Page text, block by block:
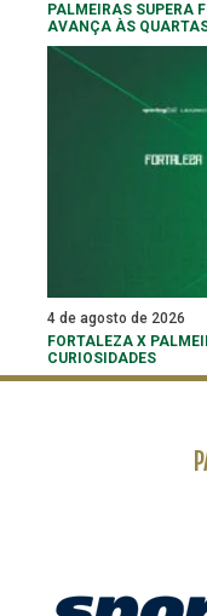
PALMEIRAS SUPERA
AVANÇA ÀS
4 de agosto de 2026
FORTALEZA X
CURIOSIDADES